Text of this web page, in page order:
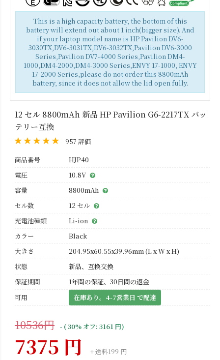
This is a high capacity battery, the bottom of this
battery will extend out about 1 inch(bigger size). And
if your laptop model name is HP Pavilion DV6-
3030TX,DV6-3031TX,DV6-3032TX,Pavilion DV6-3000
Series,Pavilion DV7-4000 Series,Pavilion DM4-
1000,DM4-2000,DM4-3000 Series,ENVY 17-1000, ENVY
17-2000 Series,please do not order this 8800mAh
battery, since it does not allow the lid open fully.
12 セル 8800mAh 新品 HP Pavilion G6-2217TX バッ
テリー互換
957 評価
商品番号
HJP40
電圧
10.8V
容量
8800mAh
セル数
12 セル
充電池種類
Li-ion
カラー
Black
大きさ
204.95x60.55x39.96mm (L x W x H)
状態
新品、互換交換
保証期間
1年間の保証、30日間の返金
可用
在庫あり。4-7営業日 で配達
10536円 - ( 30% オフ: 3161 円)
7375 円 + 送料199 円